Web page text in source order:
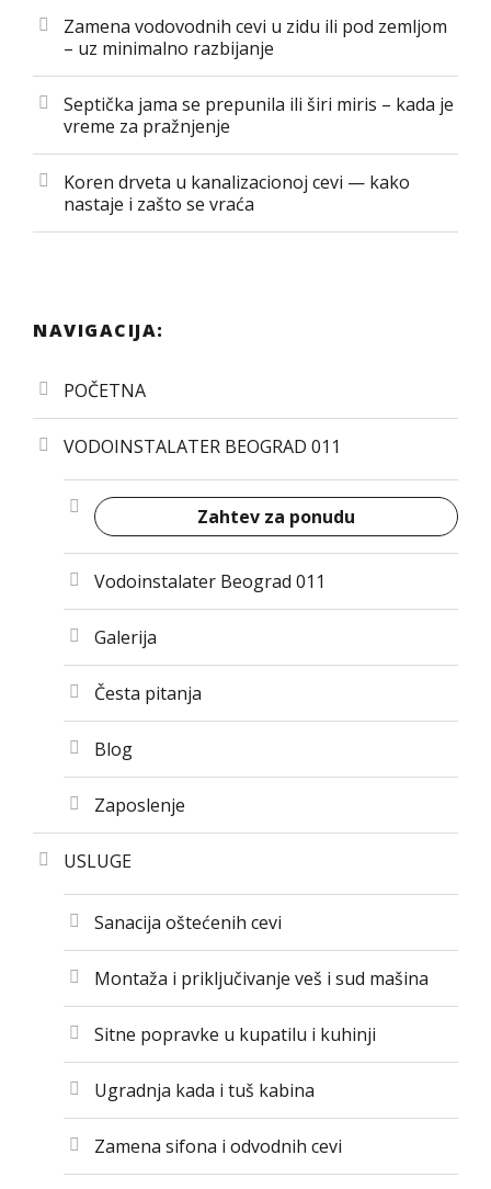
Zamena vodovodnih cevi u zidu ili pod zemljom
– uz minimalno razbijanje
Septička jama se prepunila ili širi miris – kada je
vreme za pražnjenje
Koren drveta u kanalizacionoj cevi — kako
nastaje i zašto se vraća
NAVIGACIJA:
POČETNA
VODOINSTALATER BEOGRAD 011
Zahtev za ponudu
Vodoinstalater Beograd 011
Galerija
Česta pitanja
Blog
Zaposlenje
USLUGE
Sanacija oštećenih cevi
Montaža i priključivanje veš i sud mašina
Sitne popravke u kupatilu i kuhinji
Ugradnja kada i tuš kabina
Zamena sifona i odvodnih cevi